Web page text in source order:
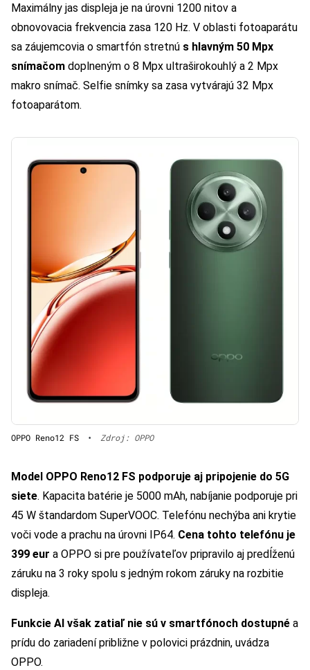
Maximálny jas displeja je na úrovni 1200 nitov a
obnovovacia frekvencia zasa 120 Hz. V oblasti fotoaparátu
sa záujemcovia o smartfón stretnú s hlavným 50 Mpx
snímačom doplneným o 8 Mpx ultraširokouhlý a 2 Mpx
makro snímač. Selfie snímky sa zasa vytvárajú 32 Mpx
fotoaparátom.
OPPO Reno12 FS • Zdroj: OPPO
Model OPPO Reno12 FS podporuje aj pripojenie do 5G
siete. Kapacita batérie je 5000 mAh, nabíjanie podporuje pri
45 W štandardom SuperVOOC. Telefónu nechýba ani krytie
voči vode a prachu na úrovni IP64. Cena tohto telefónu je
399 eur a OPPO si pre používateľov pripravilo aj predĺženú
záruku na 3 roky spolu s jedným rokom záruky na rozbitie
displeja.
Funkcie AI však zatiaľ nie sú v smartfónoch dostupné a
prídu do zariadení približne v polovici prázdnin, uvádza
OPPO.